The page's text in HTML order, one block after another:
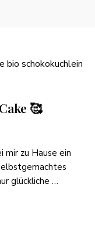
🥰
mir zu Hause ein
glückliche …